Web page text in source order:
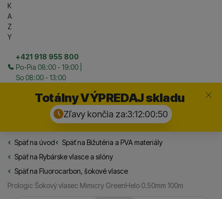
K
A
Z
Y
+421 918 955 800
Po-Pia 08:00 - 19:00 |
So 08:00 - 13:00
Totálny VÝPREDAJ skladu
Zľavy končia za:3:12:00:50
Zavrieť
Späť na úvodRybarske.sk
Späť na Bižutéria a PVA materiály
Späť na Rybárske vlasce a silóny
Späť na Fluorocarbon, šokové vlasce
Prologic Šokový vlasec Mimicry GreenHelo 0.50mm 100m